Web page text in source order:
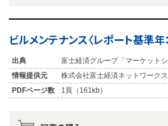
ビルメンテナンス〈レポート基準年
出典
富士経済グループ「マーケットシ
情報提供元
株式会社富士経済ネットワークス
PDFページ数
1頁（161kb）